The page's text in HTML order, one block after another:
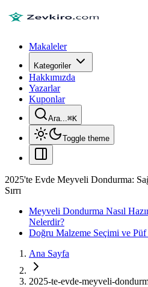
Makaleler
Kategoriler
Hakkımızda
Yazarlar
Kuponlar
Ara...⌘K
Toggle theme
2025'te Evde Meyveli Dondurma:
Sırrı
Meyveli Dondurma Nasıl
Nelerdir?
Doğru Malzeme Seçimi ve
Ana Sayfa
2025-te-evde-meyveli-